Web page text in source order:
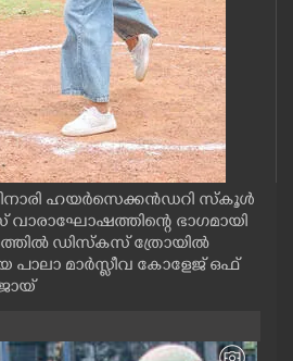
ഹയർസെക്കൻഡറി സ്കൂൾ
ഭാഗമായി
ഡിസ്കസ് ത്രോയിൽ
പാലാ മാർസ്ലീവ കോളേജ് ഒഫ്